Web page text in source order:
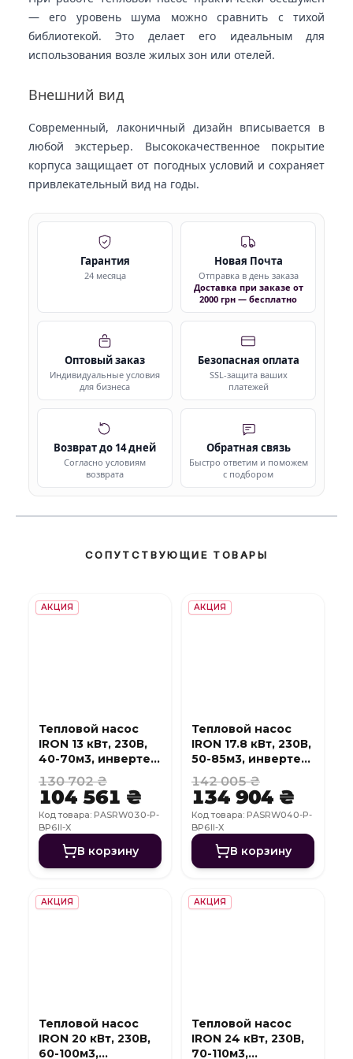
— его уровень шума можно сравнить с тихой
библиотекой. Это делает его идеальным для
использования возле жилых зон или отелей.
Внешний вид
Современный, лаконичный дизайн вписывается в
любой экстерьер. Высококачественное покрытие
корпуса защищает от погодных условий и сохраняет
привлекательный вид на годы.
Гарантия
24 месяца
Новая Почта
Отправка в день заказа
Доставка при заказе от
2000 грн — бесплатно
Оптовый заказ
Индивидуальные условия
для бизнеса
Безопасная оплата
SSL-защита ваших
платежей
Возврат до 14 дней
Согласно условиям
возврата
Обратная связь
Быстро ответим и поможем
с подбором
СОПУТСТВУЮЩИЕ ТОВАРЫ
АКЦИЯ
Тепловой насос
IRON 13 кВт, 230В,
40-70м3, инвертер,
с охлаждением,
WI-FI
130 702 ₴
104 561 ₴
Код товара: PASRW030-P-
BP6II-X
В корзину
АКЦИЯ
Тепловой насос
IRON 17.8 кВт, 230В,
50-85м3, инвертер,
с охлаждением,
WI-FI
142 005 ₴
134 904 ₴
Код товара: PASRW040-P-
BP6II-X
В корзину
АКЦИЯ
Тепловой насос
IRON 20 кВт, 230В,
60-100м3,
АКЦИЯ
Тепловой насос
IRON 24 кВт, 230В,
70-110м3,